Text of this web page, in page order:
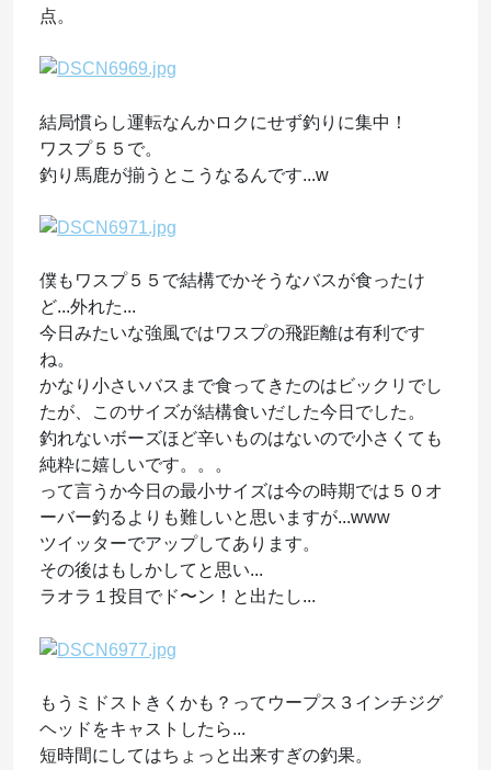
点。
結局慣らし運転なんかロクにせず釣りに集中！
ワスプ５５で。
釣り馬鹿が揃うとこうなるんです...w
僕もワスプ５５で結構でかそうなバスが食ったけ
ど...外れた...
今日みたいな強風ではワスプの飛距離は有利です
ね。
かなり小さいバスまで食ってきたのはビックリでし
たが、このサイズが結構食いだした今日でした。
釣れないボーズほど辛いものはないので小さくても
純粋に嬉しいです。。。
って言うか今日の最小サイズは今の時期では５０オ
ーバー釣るよりも難しいと思いますが...www
ツイッターでアップしてあります。
その後はもしかしてと思い...
ラオラ１投目でド〜ン！と出たし...
もうミドストきくかも？ってウープス３インチジグ
ヘッドをキャストしたら...
短時間にしてはちょっと出来すぎの釣果。